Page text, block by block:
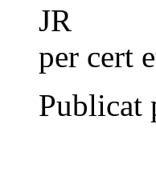
JR
per cert
Publicat